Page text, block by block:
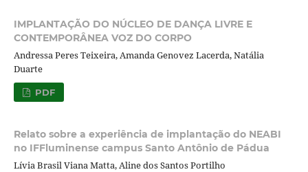
IMPLANTAÇÃO DO NÚCLEO DE DANÇA LIVRE E
CONTEMPORÂNEA VOZ DO CORPO
Andressa Peres Teixeira, Amanda Genovez Lacerda, Natália
Duarte
PDF
Relato sobre a experiência de implantação do NEABI
no IFFluminense campus Santo Antônio de Pádua
Lívia Brasil Viana Matta, Aline dos Santos Portilho